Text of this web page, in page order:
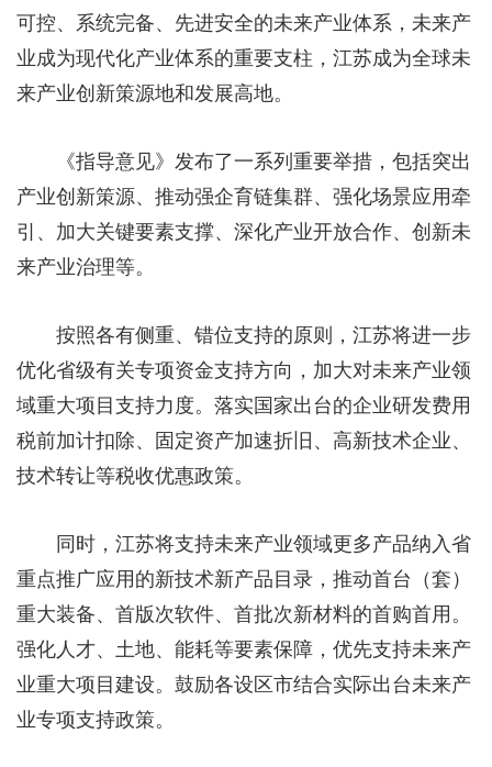
可控、系统完备、先进安全的未来产业体系，未来产
业成为现代化产业体系的重要支柱，江苏成为全球未
来产业创新策源地和发展高地。
《指导意见》发布了一系列重要举措，包括突出
产业创新策源、推动强企育链集群、强化场景应用牵
引、加大关键要素支撑、深化产业开放合作、创新未
来产业治理等。
按照各有侧重、错位支持的原则，江苏将进一步
优化省级有关专项资金支持方向，加大对未来产业领
域重大项目支持力度。落实国家出台的企业研发费用
税前加计扣除、固定资产加速折旧、高新技术企业、
技术转让等税收优惠政策。
同时，江苏将支持未来产业领域更多产品纳入省
重点推广应用的新技术新产品目录，推动首台（套）
重大装备、首版次软件、首批次新材料的首购首用。
强化人才、土地、能耗等要素保障，优先支持未来产
业重大项目建设。鼓励各设区市结合实际出台未来产
业专项支持政策。